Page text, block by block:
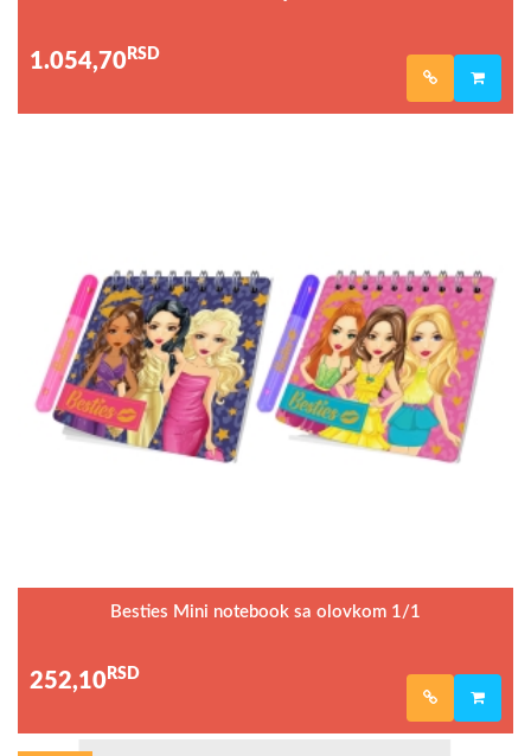
1.054,70 RSD
Besties Mini notebook sa olovkom 1/1
252,10 RSD